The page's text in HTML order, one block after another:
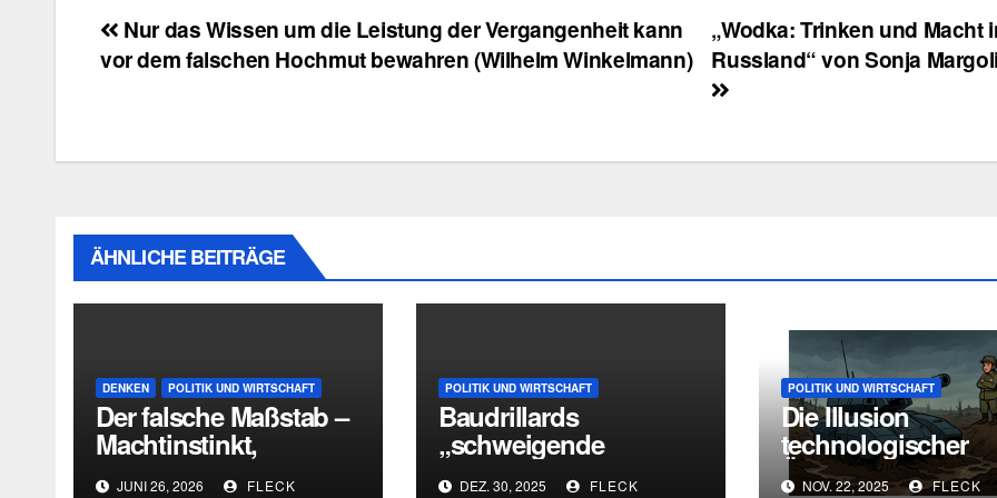
Beitragsnavigation
„Wodka: Trinken und Macht
Russland“ von Sonja
Nur das Wissen um die Leistung der Vergangenheit kann
vor dem falschen Hochmut bewahren (Wilhelm Winkelmann)
ÄHNLICHE BEITRÄGE
DENKEN POLITIK UND WIRTSCHAFT
Der falsche Maßstab –
Machtinstinkt,
Fehleinschätzung und
JUNI 26, 2026 FLECK
POLITIK UND WIRTSCHAFT
Baudrillards
„schweigende
Mehrheit“ – Eine
DEZ. 30, 2025 FLECK
POLITIK UND WIRTSCHAFT
Die Illusion
technologischer
Überlegenheit:
NOV. 22, 2025 FLECK